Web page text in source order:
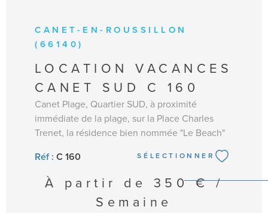
CANET-EN-ROUSSILLON
(66140)
LOCATION VACANCES
CANET SUD C 160
Canet Plage, Quartier SUD, à proximité
immédiate de la plage, sur la Place Charles
Trenet, la résidence bien nommée "Le Beach"
va vous séduire par son emplacement de choix.
Ascenseur, proche commerces et animations.
Au 1er étage (ascenseur), appartement T2
(25m²), à 20 mètres de la plage de sable fin.
Aménagement agréable: séjour/salle à manger
Réf : C 160 SÉLECTIONNER
À partir de
350 € /
Semaine